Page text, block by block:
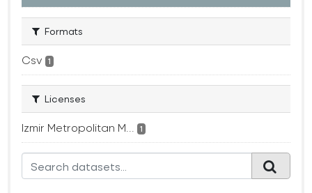
Formats
Csv 1
Licenses
Izmir Metropolitan M... 1